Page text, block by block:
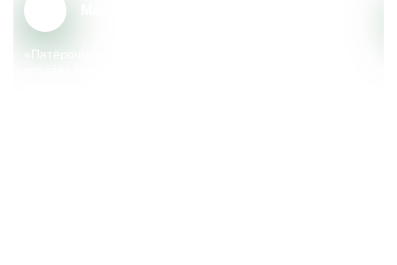
«Пятёрочка» – крупный федеральный ритейлер, который